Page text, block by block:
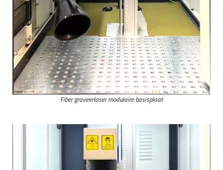
Fiber graveerlaser modulaire basisplaat